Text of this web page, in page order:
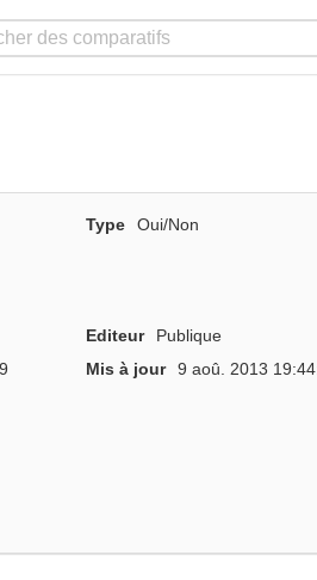
Type
Oui/Non
Editeur
Publique
Mis à jour
9 aoû. 2013